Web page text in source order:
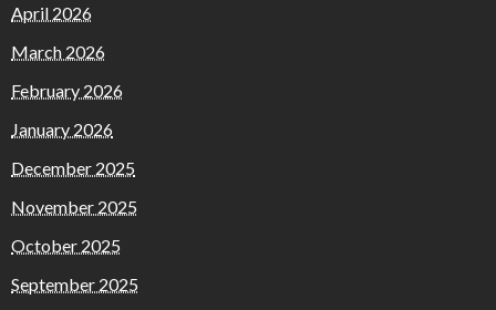
April 2026
March 2026
February 2026
January 2026
December 2025
November 2025
October 2025
September 2025